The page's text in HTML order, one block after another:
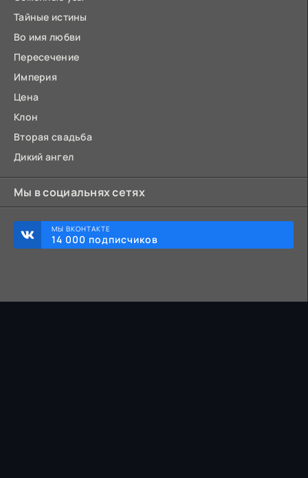
Тайные истины
Во имя любви
Пересечение
Империя
Цена
Клон
Вторая свадьба
Дикий ангел
Мы в социальнях сетях
МЫ ВКОНТАКТЕ
14 000 подписчиков